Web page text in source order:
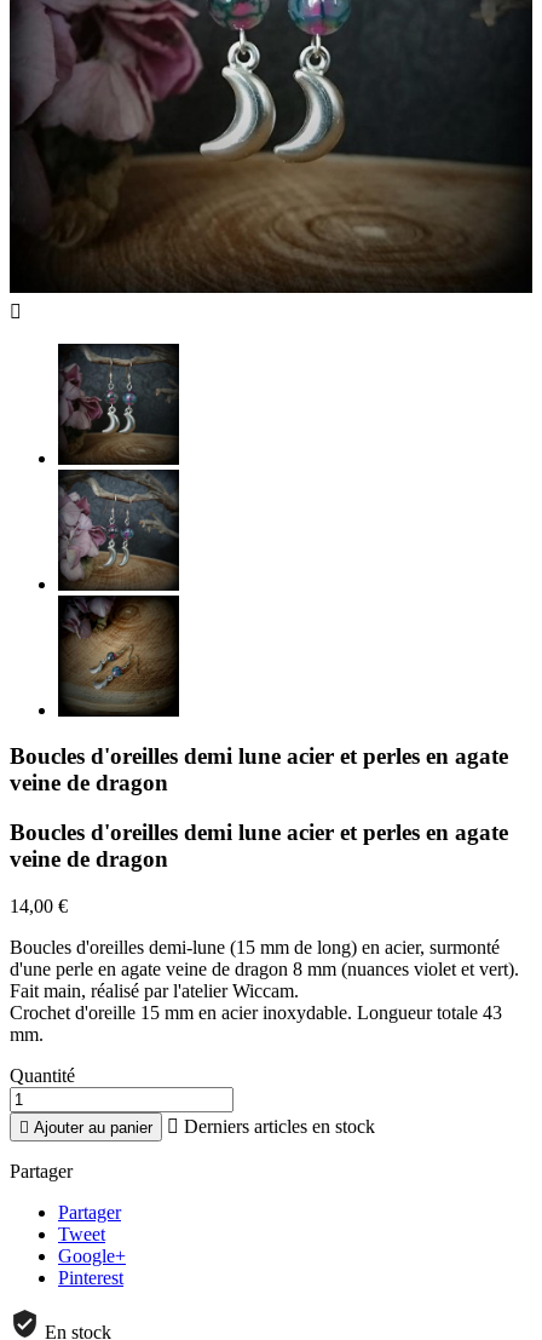

Boucles d'oreilles demi lune acier et perles en agate
veine de dragon
Boucles d'oreilles demi lune acier et perles en agate
veine de dragon
14,00 €
Boucles d'oreilles demi-lune (15 mm de long) en acier, surmonté
d'une perle en agate veine de dragon 8 mm (nuances violet et vert).
Fait main, réalisé par l'atelier Wiccam.
Crochet d'oreille 15 mm en acier inoxydable. Longueur totale 43
mm.
Quantité
 Ajouter au panier  Derniers articles en stock
Partager
Partager
Tweet
Google+
Pinterest
En stock